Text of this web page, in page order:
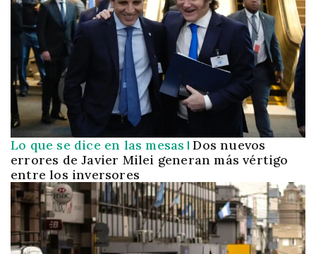
Lo que se dice en las mesas Dos nuevos
errores de Javier Milei generan más vértigo
entre los inversores